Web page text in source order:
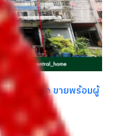
ม 2 ราคาถูก ขายพร้อมผู้